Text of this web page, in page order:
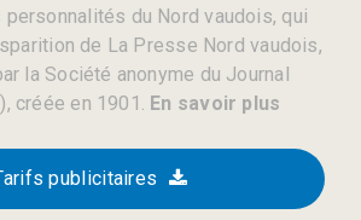
du Nord vaudois, qui
de La Presse Nord vaudois,
la Société anonyme du Journal
créée en 1901. En savoir plus
publicitaires